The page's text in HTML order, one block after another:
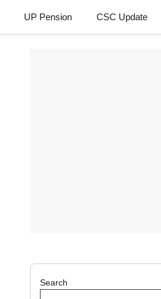
UP Pension CSC Update
Search